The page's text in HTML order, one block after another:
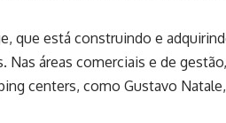
que está construindo e
áreas comerciais e de
centers, como Gustavo Natale,